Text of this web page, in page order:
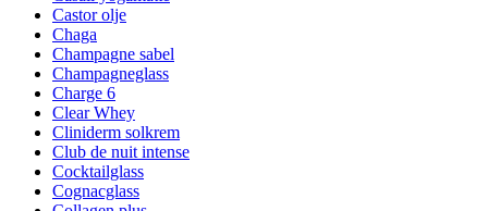
Castor olje
Chaga
Champagne sabel
Champagneglass
Charge 6
Clear Whey
Cliniderm solkrem
Club de nuit intense
Cocktailglass
Cognacglass